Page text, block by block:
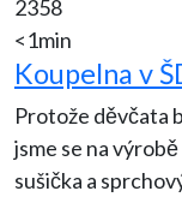
2358
<1min
Koupelna v
Protože děvčata
jsme se na
sušička a